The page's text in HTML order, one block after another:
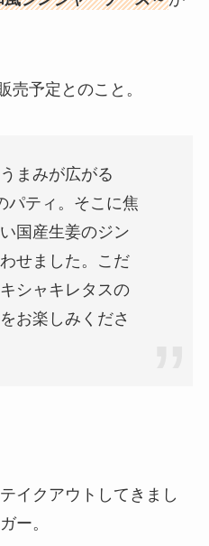
売予定とのこと。
まみが広がる
パティ。そこに焦
国産生姜のジン
せました。こだ
シャキレタスの
お楽しみくださ
イクアウトしてきまし
ー。